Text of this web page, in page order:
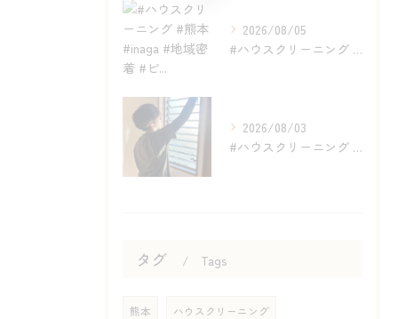
2026/08/05
#ハウスクリーニング #熊本 #inaga #地域密着 #ピ...
2026/08/03
#ハウスクリーニング #熊本 #inaga #地域密着 #ピ...
タグ Tags
熊本 ハウスクリーニング